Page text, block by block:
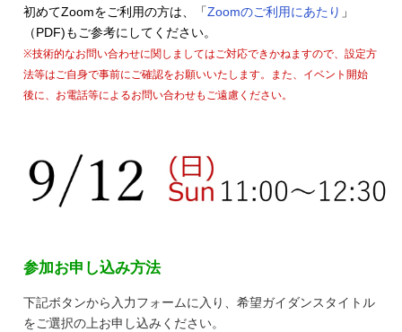
初めてZoomをご利用の方は、「Zoomのご利用にあたり 」
（PDF)もご参考にしてください。
※技術的なお問い合わせに関しましてはご対応できかねますので、設定方
法等はご自身で事前にご確認をお願いいたします。また、イベント開始
後に、お電話等によるお問い合わせもご遠慮ください。
参加お申し込み方法
下記ボタンから入力フォームに入り、希望ガイダンスタイトル
をご選択の上お申し込みください。